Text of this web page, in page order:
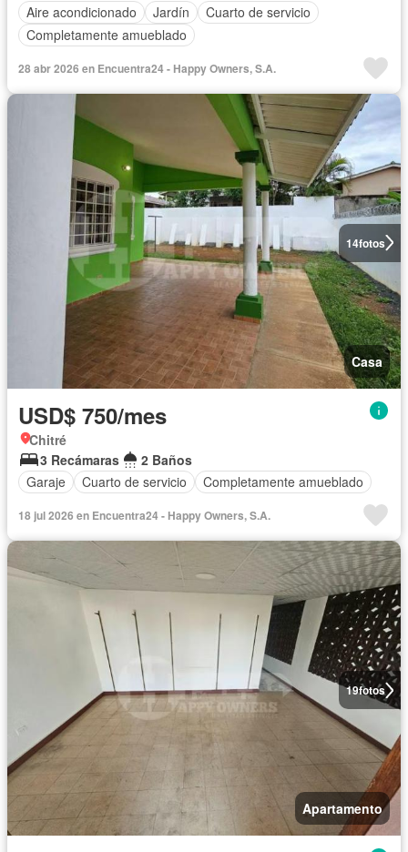
Aire acondicionado
Jardín
Cuarto de servicio
Completamente amueblado
28 abr 2026 en Encuentra24 - Happy Owners, S.A.
14fotos
Casa
USD$ 750/mes
Chitré
3 Recámaras
2 Baños
Garaje
Cuarto de servicio Completamente amueblado
18 jul 2026 en Encuentra24 - Happy Owners, S.A.
19fotos
Apartamento